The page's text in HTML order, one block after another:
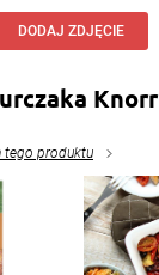
DODAJ ZDJĘCIE
Knorr
tego produktu